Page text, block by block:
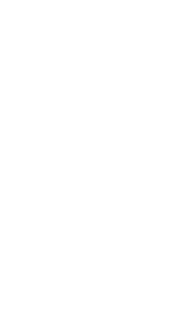
ォーム作成
完結
ン機能でさら